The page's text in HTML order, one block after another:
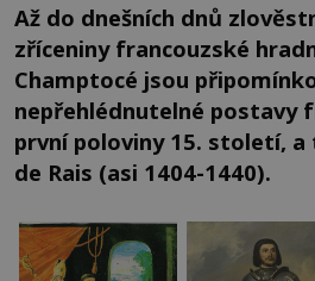
Až do dnešních dnů
zříceniny francouzské
Champtocé jsou
nepřehlédnutelné postavy
první poloviny 15. století, a
de Rais (asi 1404-1440).